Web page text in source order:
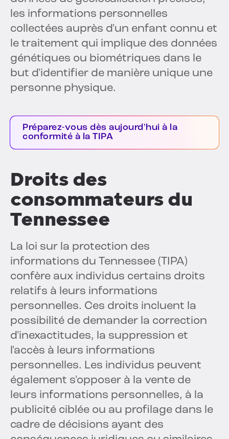
les informations personnelles
collectées auprès d'un enfant connu et
le traitement qui implique des données
génétiques ou biométriques dans le
but d'identifier de manière unique une
personne physique.
Préparez-vous dès aujourd'hui à la
conformité à la TIPA
Droits des
consommateurs du
Tennessee
La loi sur la protection des
informations du Tennessee (TIPA)
confère aux individus certains droits
relatifs à leurs informations
personnelles. Ces droits incluent la
possibilité de demander la correction
d'inexactitudes, la suppression et
l'accès à leurs informations
personnelles. Les individus peuvent
également s'opposer à la vente de
leurs informations personnelles, à la
publicité ciblée ou au profilage dans le
cadre de décisions ayant des